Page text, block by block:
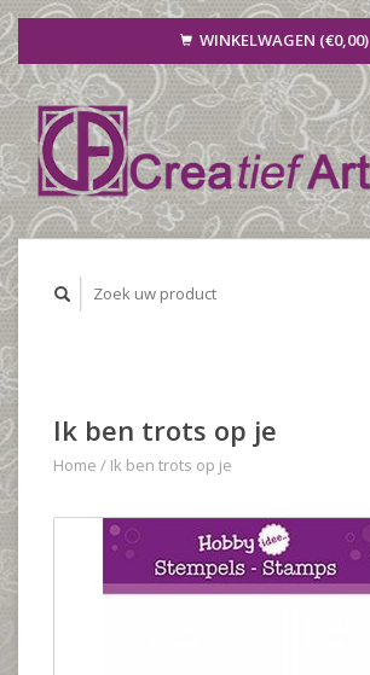
WINKELWAGEN (€0,00)
Ik ben trots op je
Home / Ik ben trots op je